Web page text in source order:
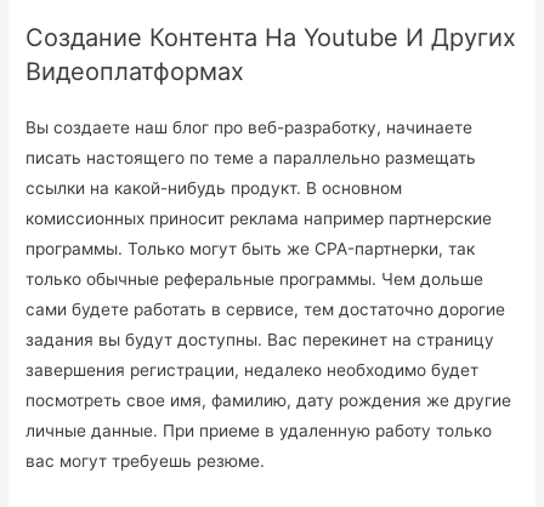
Создание Контента На Youtube И Других
Видеоплатформах
Вы создаете наш блог про веб-разработку, начинаете
писать настоящего по теме а параллельно размещать
ссылки на какой-нибудь продукт. В основном
комиссионных приносит реклама например партнерские
программы. Только могут быть же CPA-партнерки, так
только обычные реферальные программы. Чем дольше
сами будете работать в сервисе, тем достаточно дорогие
задания вы будут доступны. Вас перекинет на страницу
завершения регистрации, недалеко необходимо будет
посмотреть свое имя, фамилию, дату рождения же другие
личные данные. При приеме в удаленную работу только
вас могут требуешь резюме.